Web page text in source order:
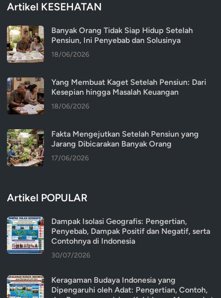
Artikel KESEHATAN
Banyak Orang Tidak Siap Hidup Setelah
Pensiun, Ini Penyebab dan Solusinya
18/06/2026
Yang Membuat Kaget Setelah Pensiun: Dari
Kesepian hingga Masalah Keuangan
18/06/2026
Fakta Mengejutkan Setelah Pensiun yang
Jarang Dibicarakan Banyak Orang
17/06/2026
Artikel POPULAR
Dampak Isolasi Geografis: Pengertian,
Penyebab, Dampak Positif dan Negatif, serta
Contohnya di Indonesia
30/07/2026
Keragaman Budaya Indonesia yang
Dipengaruhi oleh Adat: Pengertian, Contoh,